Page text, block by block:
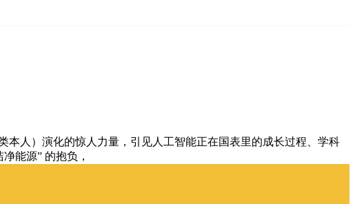
人）演化的惊人力量，引见人工智能正在国表里的成长过程、学科
能源” 的抱负，